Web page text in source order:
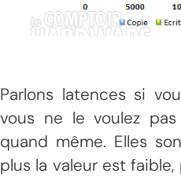
Parlons latences si
vous ne le voulez
quand même. Elles
plus la valeur est